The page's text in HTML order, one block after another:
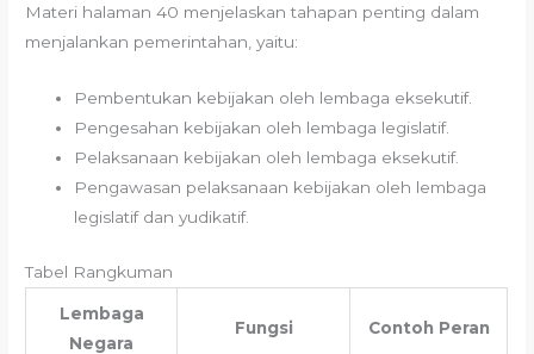
Materi halaman 40 menjelaskan tahapan penting dalam
menjalankan pemerintahan, yaitu:
Pembentukan kebijakan oleh lembaga eksekutif.
Pengesahan kebijakan oleh lembaga legislatif.
Pelaksanaan kebijakan oleh lembaga eksekutif.
Pengawasan pelaksanaan kebijakan oleh lembaga
legislatif dan yudikatif.
Tabel Rangkuman
Lembaga
Negara
Fungsi Contoh Peran